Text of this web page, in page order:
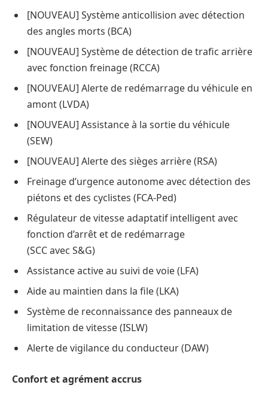
[NOUVEAU] Système anticollision avec détection
des angles morts (BCA)
[NOUVEAU] Système de détection de trafic arrière
avec fonction freinage (RCCA)
[NOUVEAU] Alerte de redémarrage du véhicule en
amont (LVDA)
[NOUVEAU] Assistance à la sortie du véhicule
(SEW)
[NOUVEAU] Alerte des sièges arrière (RSA)
Freinage d’urgence autonome avec détection des
piétons et des cyclistes (FCA-Ped)
Régulateur de vitesse adaptatif intelligent avec
fonction d’arrêt et de redémarrage
(SCC avec S&G)
Assistance active au suivi de voie (LFA)
Aide au maintien dans la file (LKA)
Système de reconnaissance des panneaux de
limitation de vitesse (ISLW)
Alerte de vigilance du conducteur (DAW)
Confort et agrément accrus